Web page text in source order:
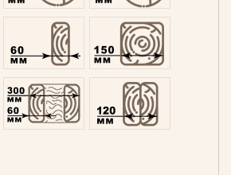
220
Профилированний 60Профилированний
200
Двойной 300 Клееный 120